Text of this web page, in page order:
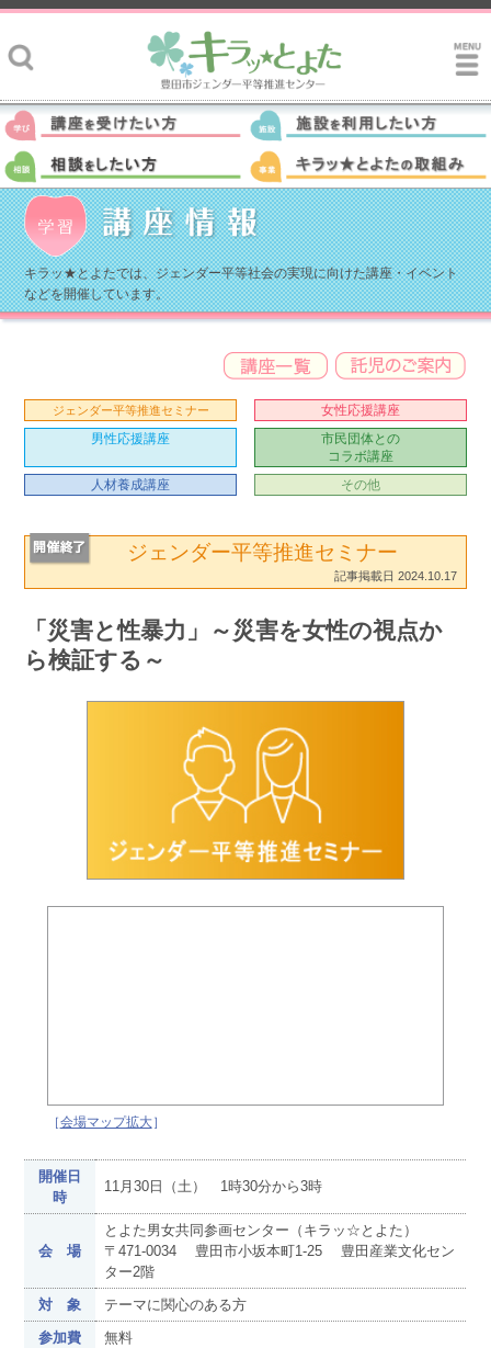
キラッ★とよたでは、ジェンダー平等社会の実現に向けた講座・イベント
などを開催しています。
ジェンダー平等推進セミナー
女性応援講座
男性応援講座
市民団体との
コラボ講座
人材養成講座
その他
ジェンダー平等推進セミナー
記事掲載日 2024.10.17
「災害と性暴力」～災害を女性の視点か
ら検証する～
［会場マップ拡大］
開催日
時
11月30日（土） 1時30分から3時
会 場
とよた男女共同参画センター（キラッ☆とよた）
〒471-0034 豊田市小坂本町1-25 豊田産業文化セン
ター2階
対 象
テーマに関心のある方
参加費
無料